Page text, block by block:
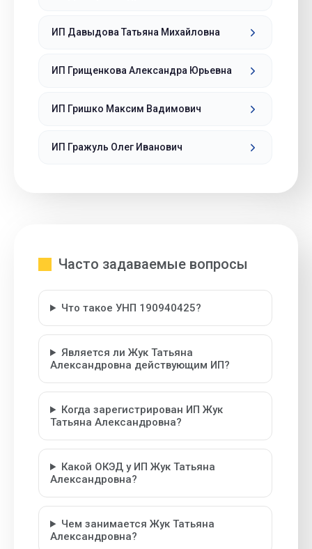
ИП Давыдова Татьяна Михайловна
ИП Грищенкова Александра Юрьевна
ИП Гришко Максим Вадимович
ИП Гражуль Олег Иванович
Часто задаваемые вопросы
Что такое УНП 190940425?
Является ли Жук Татьяна
Александровна действующим ИП?
Когда зарегистрирован ИП Жук
Татьяна Александровна?
Какой ОКЭД у ИП Жук Татьяна
Александровна?
Чем занимается Жук Татьяна
Александровна?